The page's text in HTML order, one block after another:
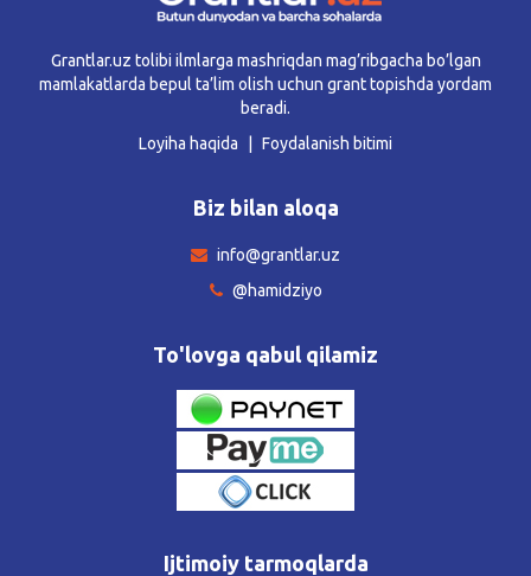
Grantlar.uz tolibi ilmlarga mashriqdan mag’ribgacha bo’lgan
mamlakatlarda bepul ta’lim olish uchun grant topishda yordam
beradi.
Loyiha haqida
Foydalanish bitimi
Biz bilan aloqa
info@grantlar.uz
@hamidziyo
To'lovga qabul qilamiz
Ijtimoiy tarmoqlarda